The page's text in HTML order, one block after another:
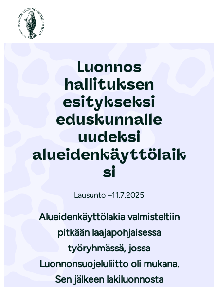
Etusivu
Luonnos
hallituksen
esitykseksi
eduskunnalle
uudeksi
alueidenkäyttölaik
si
Lausunto –11.7.2025
Alueidenkäyttölakia valmisteltiin
pitkään laajapohjaisessa
työryhmässä, jossa
Luonnonsuojeluliitto oli mukana.
Sen jälkeen lakiluonnosta